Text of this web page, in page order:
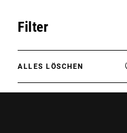
MOUNTAINBIKE HOME
Filter
ALLES LÖSCHEN